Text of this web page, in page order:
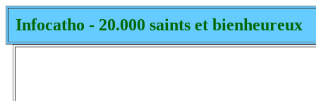
Infocatho - 20.000 saints et bienheureux